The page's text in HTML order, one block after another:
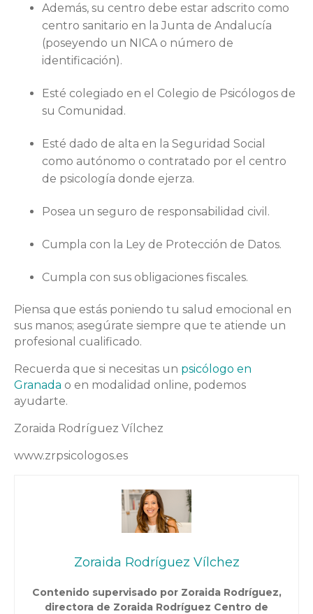
Además, su centro debe estar adscrito como
centro sanitario en la Junta de Andalucía
(poseyendo un NICA o número de
identificación).
Esté colegiado en el Colegio de Psicólogos de
su Comunidad.
Esté dado de alta en la Seguridad Social
como autónomo o contratado por el centro
de psicología donde ejerza.
Posea un seguro de responsabilidad civil.
Cumpla con la Ley de Protección de Datos.
Cumpla con sus obligaciones fiscales.
Piensa que estás poniendo tu salud emocional en
sus manos; asegúrate siempre que te atiende un
profesional cualificado.
Recuerda que si necesitas un psicólogo en
Granada o en modalidad online, podemos
ayudarte.
Zoraida Rodríguez Vílchez
www.zrpsicologos.es
Zoraida Rodríguez Vílchez
Contenido supervisado por Zoraida Rodríguez,
directora de Zoraida Rodríguez Centro de